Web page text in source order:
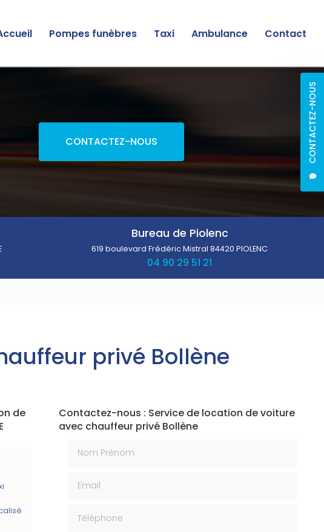
CONTACTEZ-NOUS
Pompes funèbres Taxi Ambulance Contact
CONTACTEZ-NOUS
Bureau de Piolenc
619 boulevard Frédéric Mistral84420 PIOLENC
04 90 29 51 21
privé Bollène
de
Contactez-nous : Service de location de voiture
avec chauffeur privé Bollène